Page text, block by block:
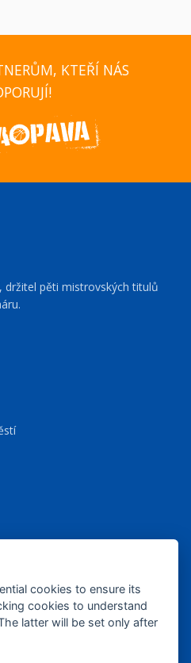
KTEŘÍ NÁS
držitel pěti mistrovských titulů
cookies to ensure its
cookies to understand
latter will be set only after